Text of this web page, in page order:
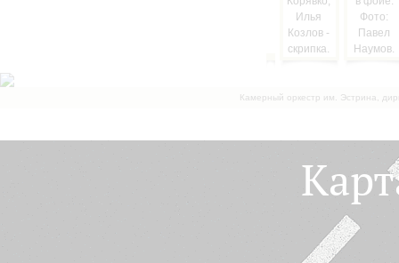
Камерный оркестр им. Эстрина,